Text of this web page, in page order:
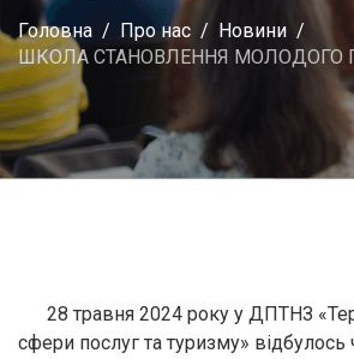
Головна Про нас
Новини
ШКОЛА СТАНОВЛЕННЯ МОЛОДОГО
28 травня 2024 року у ДПТНЗ
сфери послуг та туризму» відбулось